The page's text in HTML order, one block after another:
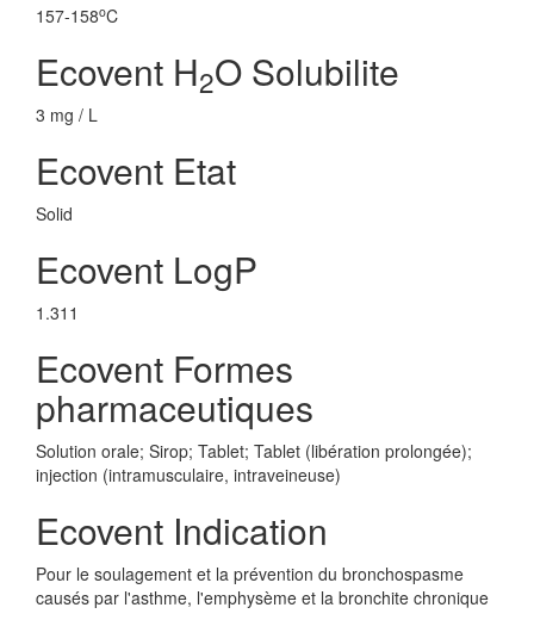
157-158oC
Ecovent H2O Solubilite
3 mg / L
Ecovent Etat
Solid
Ecovent LogP
1.311
Ecovent Formes
pharmaceutiques
Solution orale; Sirop; Tablet; Tablet (libération prolongée);
injection (intramusculaire, intraveineuse)
Ecovent Indication
Pour le soulagement et la prévention du bronchospasme
causés par l'asthme, l'emphysème et la bronchite chronique